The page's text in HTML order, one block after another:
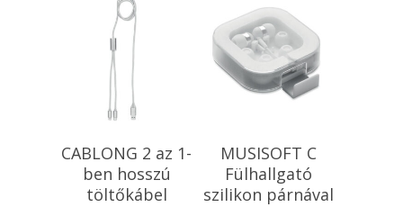
Kosárba
Teszem
CABLONG 2 az 1-
ben hosszú
töltőkábel
Kosárba
Teszem
MUSISOFT C
Fülhallgató
szilikon párnával